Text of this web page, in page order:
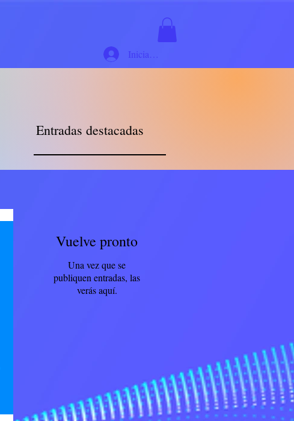
Iniciar sesión
Entradas destacadas
Vuelve pronto
Una vez que se
publiquen entradas, las
verás aquí.